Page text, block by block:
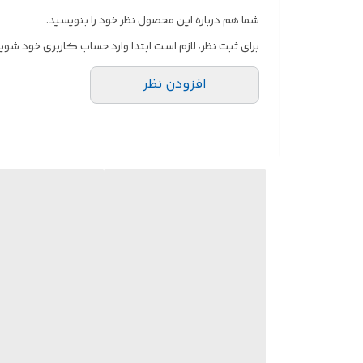
شما هم درباره این محصول نظر خود را بنویسید.
برای ثبت نظر، لازم است ابتدا وارد حساب کاربری خود
افزودن نظر